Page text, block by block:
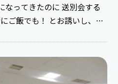
なってきたのに 送別会する
ご飯でも！ とお誘いし、何
がある素敵な人材です。 こ
ることでしょう。 体に気を